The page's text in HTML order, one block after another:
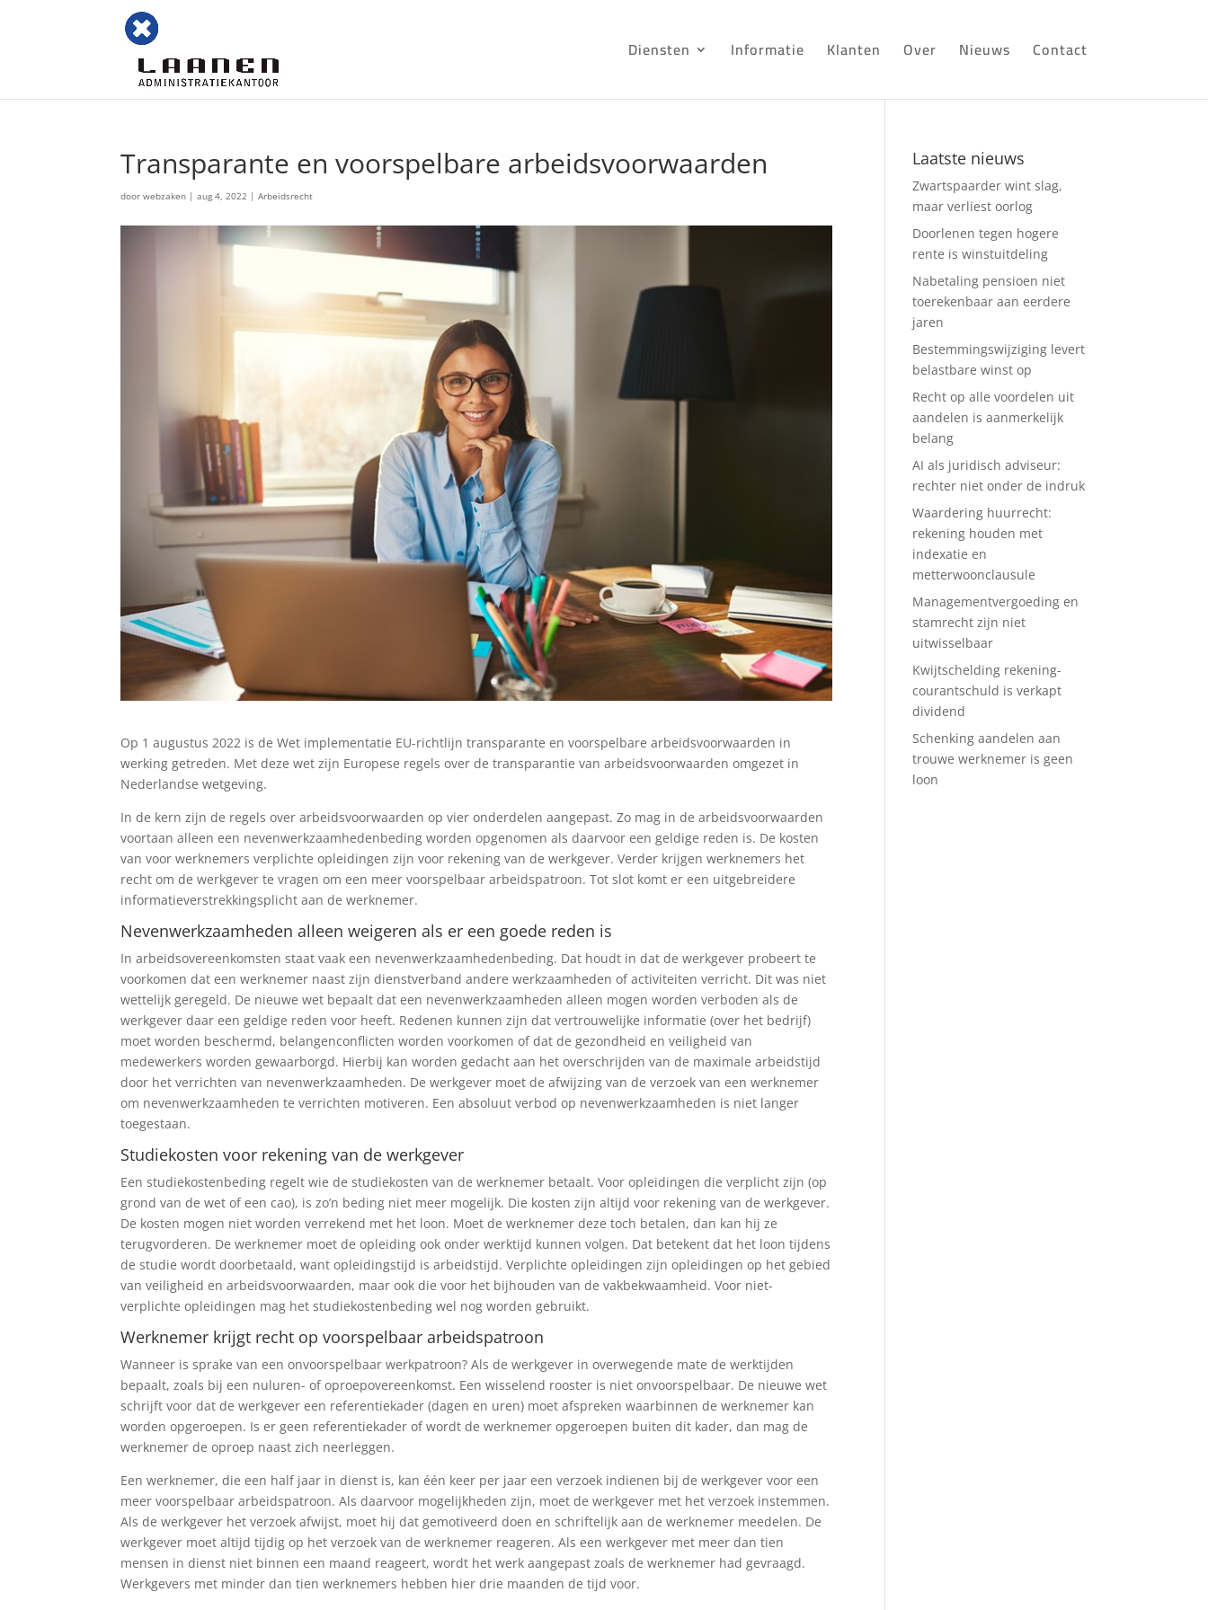
Diensten Informatie Klanten Over Nieuws Contact
Transparante en voorspelbare arbeidsvoorwaarden
doorwebzaken |aug 4, 2022 |Arbeidsrecht
Op 1 augustus 2022 is de Wet implementatie EU-richtlijn transparante en voorspelbare arbeidsvoorwaarden in
werking getreden. Met deze wet zijn Europese regels over de transparantie van arbeidsvoorwaarden omgezet in
Nederlandse wetgeving.
In de kern zijn de regels over arbeidsvoorwaarden op vier onderdelen aangepast. Zo mag in de arbeidsvoorwaarden
voortaan alleen een nevenwerkzaamhedenbeding worden opgenomen als daarvoor een geldige reden is. De kosten
van voor werknemers verplichte opleidingen zijn voor rekening van de werkgever. Verder krijgen werknemers het
recht om de werkgever te vragen om een meer voorspelbaar arbeidspatroon. Tot slot komt er een uitgebreidere
informatieverstrekkingsplicht aan de werknemer.
Nevenwerkzaamheden alleen weigeren als er een goede reden is
In arbeidsovereenkomsten staat vaak een nevenwerkzaamhedenbeding. Dat houdt in dat de werkgever probeert te
voorkomen dat een werknemer naast zijn dienstverband andere werkzaamheden of activiteiten verricht. Dit was niet
wettelijk geregeld. De nieuwe wet bepaalt dat een nevenwerkzaamheden alleen mogen worden verboden als de
werkgever daar een geldige reden voor heeft. Redenen kunnen zijn dat vertrouwelijke informatie (over het bedrijf)
moet worden beschermd, belangenconflicten worden voorkomen of dat de gezondheid en veiligheid van
medewerkers worden gewaarborgd. Hierbij kan worden gedacht aan het overschrijden van de maximale arbeidstijd
door het verrichten van nevenwerkzaamheden. De werkgever moet de afwijzing van de verzoek van een werknemer
om nevenwerkzaamheden te verrichten motiveren. Een absoluut verbod op nevenwerkzaamheden is niet langer
toegestaan.
Studiekosten voor rekening van de werkgever
Een studiekostenbeding regelt wie de studiekosten van de werknemer betaalt. Voor opleidingen die verplicht zijn (op
grond van de wet of een cao), is zo’n beding niet meer mogelijk. Die kosten zijn altijd voor rekening van de werkgever.
De kosten mogen niet worden verrekend met het loon. Moet de werknemer deze toch betalen, dan kan hij ze
terugvorderen. De werknemer moet de opleiding ook onder werktijd kunnen volgen. Dat betekent dat het loon tijdens
de studie wordt doorbetaald, want opleidingstijd is arbeidstijd. Verplichte opleidingen zijn opleidingen op het gebied
van veiligheid en arbeidsvoorwaarden, maar ook die voor het bijhouden van de vakbekwaamheid. Voor niet-
verplichte opleidingen mag het studiekostenbeding wel nog worden gebruikt.
Werknemer krijgt recht op voorspelbaar arbeidspatroon
Wanneer is sprake van een onvoorspelbaar werkpatroon? Als de werkgever in overwegende mate de werktijden
bepaalt, zoals bij een nuluren- of oproepovereenkomst. Een wisselend rooster is niet onvoorspelbaar. De nieuwe wet
schrijft voor dat de werkgever een referentiekader (dagen en uren) moet afspreken waarbinnen de werknemer kan
worden opgeroepen. Is er geen referentiekader of wordt de werknemer opgeroepen buiten dit kader, dan mag de
werknemer de oproep naast zich neerleggen.
Een werknemer, die een half jaar in dienst is, kan één keer per jaar een verzoek indienen bij de werkgever voor een
meer voorspelbaar arbeidspatroon. Als daarvoor mogelijkheden zijn, moet de werkgever met het verzoek instemmen.
Als de werkgever het verzoek afwijst, moet hij dat gemotiveerd doen en schriftelijk aan de werknemer meedelen. De
werkgever moet altijd tijdig op het verzoek van de werknemer reageren. Als een werkgever met meer dan tien
mensen in dienst niet binnen een maand reageert, wordt het werk aangepast zoals de werknemer had gevraagd.
Werkgevers met minder dan tien werknemers hebben hier drie maanden de tijd voor.
Laatste nieuws
Zwartspaarder wint slag,
maar verliest oorlog
Doorlenen tegen hogere
rente is winstuitdeling
Nabetaling pensioen niet
toerekenbaar aan eerdere
jaren
Bestemmingswijziging levert
belastbare winst op
Recht op alle voordelen uit
aandelen is aanmerkelijk
belang
AI als juridisch adviseur:
rechter niet onder de indruk
Waardering huurrecht:
rekening houden met
indexatie en
metterwoonclausule
Managementvergoeding en
stamrecht zijn niet
uitwisselbaar
Kwijtschelding rekening-
courantschuld is verkapt
dividend
Schenking aandelen aan
trouwe werknemer is geen
loon